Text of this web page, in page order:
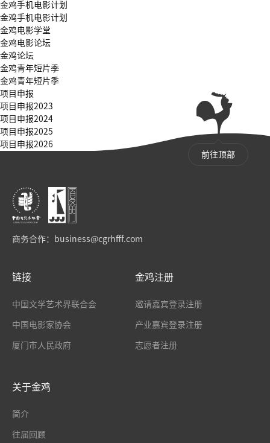
金鸡手机电影计划
金鸡手机电影计划
金鸡电影学堂
金鸡电影论坛
金鸡论坛
金鸡青年短片季
金鸡青年短片季
项目申报
项目申报2023
项目申报2024
项目申报2025
项目申报2026
前往顶部
商务合作： business@cgrhfff.com
链接
中国文学艺术界联合会
中国电影家协会
厦门市人民政府
金鸡注册
邀请嘉宾登录注册
产业嘉宾登录注册
志愿者注册
关于金鸡
简介
往届回顾